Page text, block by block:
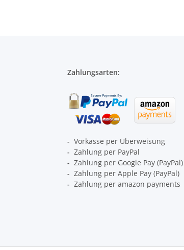
Zahlungsarten:
- Vorkasse per Überweisung
- Zahlung per PayPal
- Zahlung per Google Pay (PayPal)
- Zahlung per Apple Pay (PayPal)
- Zahlung per amazon payments